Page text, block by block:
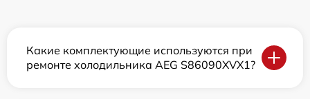
Какие комплектующие используются при
ремонте холодильника AEG S86090XVX1?